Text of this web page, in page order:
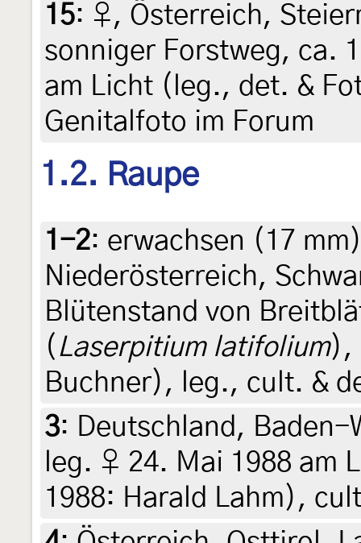
15: ♀, Österreich,
sonniger Forstweg, ca.
am Licht (leg., det. &
Genitalfoto im Forum
1.2. Raupe
1-2: erwachsen (17
Niederösterreich,
Blütenstand von
( Laserpitium latifolium),
Buchner), leg., cult. &
3: Deutschland,
leg. ♀ 24. Mai 1988 am
1988: Harald Lahm),